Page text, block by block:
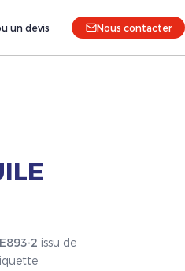
un devis Nous contacter
2 issu de